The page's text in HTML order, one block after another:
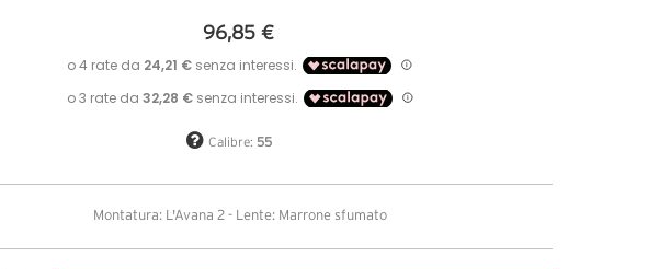
96,85 €
Calibre: 55
Montatura: L'Avana 2 - Lente: Marrone sfumato